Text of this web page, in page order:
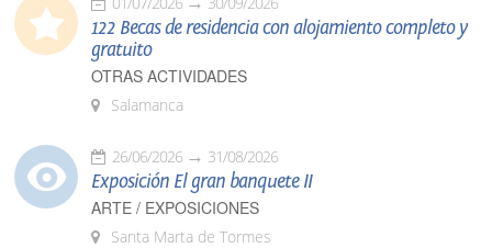
122 Becas de residencia con alojamiento completo y
gratuito
OTRAS ACTIVIDADES
Salamanca
26/06/2026 31/08/2026
Exposición El gran banquete II
ARTE / EXPOSICIONES
Santa Marta de Tormes